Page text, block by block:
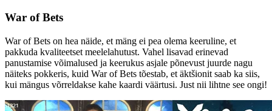
War of Bets
War of Bets on hea näide, et mäng ei pea olema keeruline, et
pakkuda kvaliteetset meelelahutust. Vahel lisavad erinevad
panustamise võimalused ja keerukus asjale põnevust juurde nagu
näiteks pokkeris, kuid War of Bets tõestab, et äktšionit saab ka siis,
kui mängus võrreldakse kahe kaardi väärtusi. Just nii lihtne see ongi!